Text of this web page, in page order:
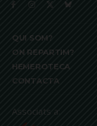
QUI SOM?
ON REPARTIM?
HEMEROTECA
CONTACTA
Associats a: